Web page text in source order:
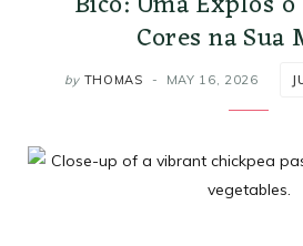
Cores na Sua
by THOMAS MAY 16, 2026